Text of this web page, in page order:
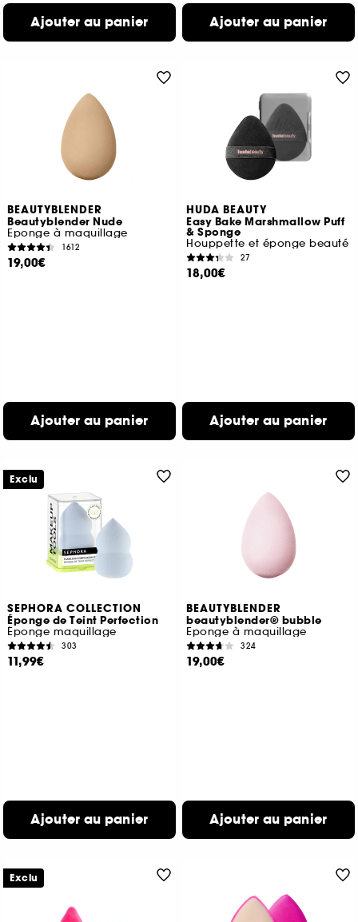
Ajouter au panier Ajouter au panier
BEAUTYBLENDER
Beautyblender Nude
Eponge à maquillage
1612
19,00€
Ajouter au panier
HUDA BEAUTY
Easy Bake Marshmallow Puff
& Sponge
Houppette et éponge beauté
27
18,00€
Ajouter au panier
SEPHORA COLLECTION
Éponge de Teint Perfection
Éponge maquillage
303
11,99€
Ajouter au panier
Exclu
BEAUTYBLENDER
beautyblender® bubble
Eponge à maquillage
324
19,00€
Ajouter au panier
Exclu